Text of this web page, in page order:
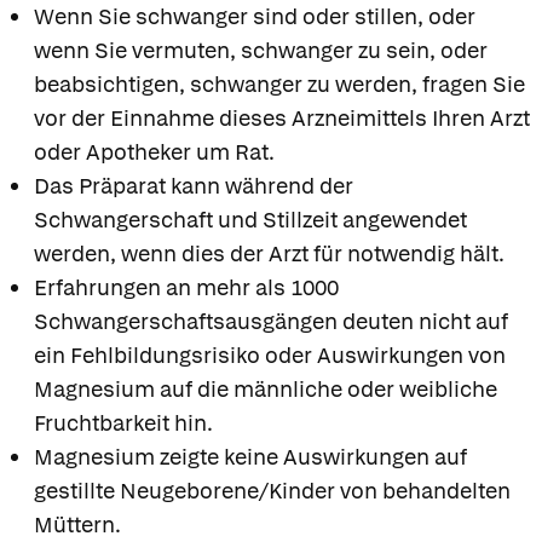
Wenn Sie schwanger sind oder stillen, oder
wenn Sie vermuten, schwanger zu sein, oder
beabsichtigen, schwanger zu werden, fragen Sie
vor der Einnahme dieses Arzneimittels Ihren Arzt
oder Apotheker um Rat.
Das Präparat kann während der
Schwangerschaft und Stillzeit angewendet
werden, wenn dies der Arzt für notwendig hält.
Erfahrungen an mehr als 1000
Schwangerschaftsausgängen deuten nicht auf
ein Fehlbildungsrisiko oder Auswirkungen von
Magnesium auf die männliche oder weibliche
Fruchtbarkeit hin.
Magnesium zeigte keine Auswirkungen auf
gestillte Neugeborene/Kinder von behandelten
Müttern.